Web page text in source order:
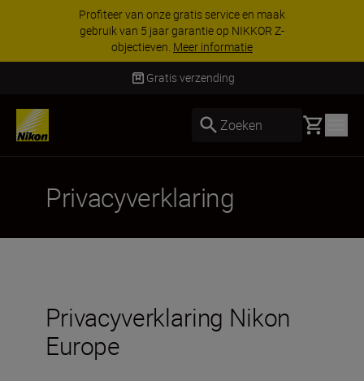
Profiteer van onze gratis service en maak
gebruik van 5 jaar garantie op NIKKOR Z-
objectieven. Meer informatie
Gratis verzending
Zoeken Basket
Privacyverklaring
Privacyverklaring Nikon
Europe